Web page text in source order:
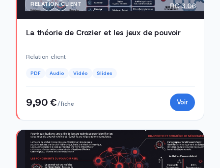
RELATION CLIENT RC 3.06
La théorie de Crozier et les jeux de pouvoir
Relation client
PDF Audio Vidéo Slides
9,90 €/ fiche Voir